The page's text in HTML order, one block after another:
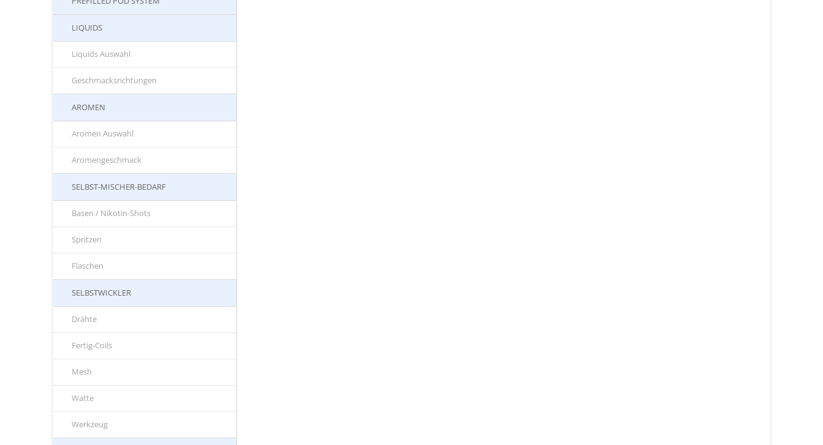
LIQUIDS
Liquids Auswahl
Geschmacksrichtungen
AROMEN
Aromen Auswahl
Aromengeschmack
SELBST-MISCHER-BEDARF
Basen / Nikotin-Shots
Spritzen
Flaschen
SELBSTWICKLER
Drähte
Fertig-Coils
Mesh
Watte
Werkzeug